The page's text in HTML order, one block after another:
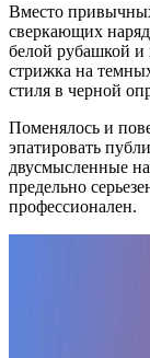
Вместо
сверкающих
белой рубашкой и
стрижка на
стиля в черной
Поменялось и
эпатировать
двусмысленные
предельно
профессионален.